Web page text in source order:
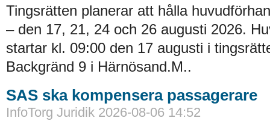
Tingsrätten planerar att hålla
– den 17, 21, 24 och 26 augusti 2026.
startar kl. 09:00 den 17 augusti i
Backgränd 9 i Härnösand.M..
SAS ska kompensera passagerare
InfoTorg Juridik 2026-08-06 14:52